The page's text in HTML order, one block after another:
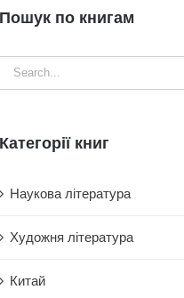
Пошук по книгам
Категорії книг
Наукова література
Художня література
Китай